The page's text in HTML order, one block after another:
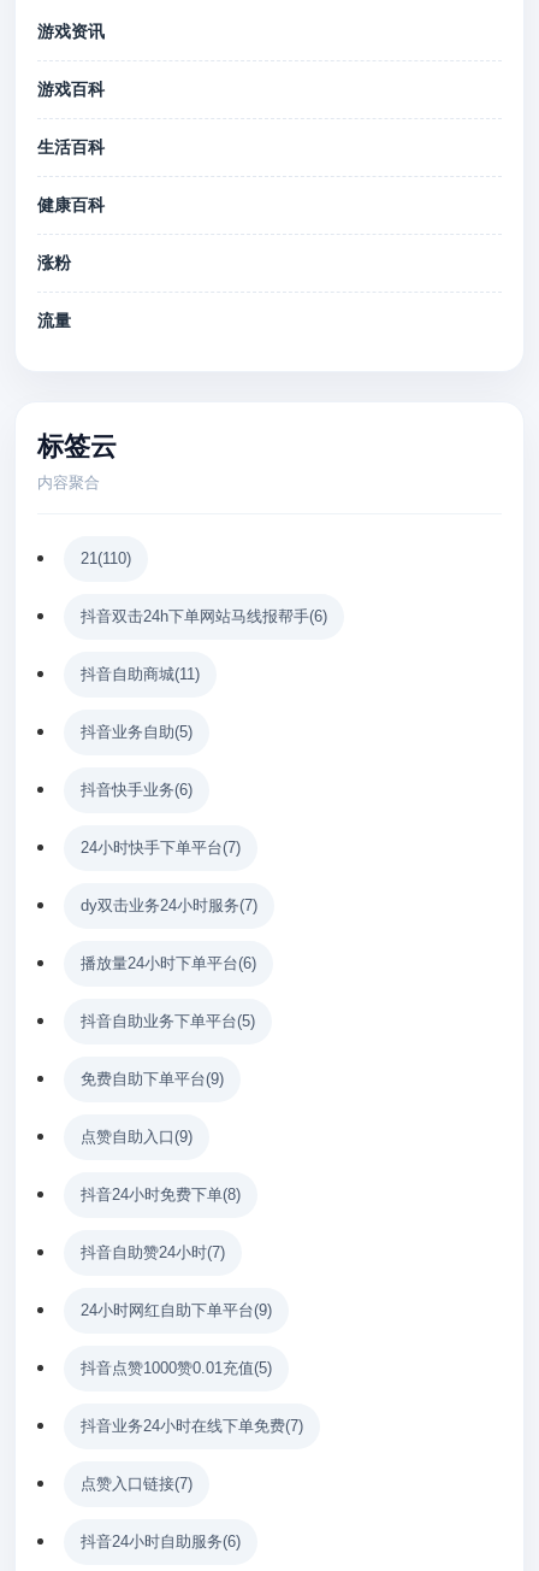
游戏资讯
游戏百科
生活百科
健康百科
涨粉
流量
标签云
内容聚合
21(110)
抖音双击24h下单网站马线报帮手(6)
抖音自助商城(11)
抖音业务自助(5)
抖音快手业务(6)
24小时快手下单平台(7)
dy双击业务24小时服务(7)
播放量24小时下单平台(6)
抖音自助业务下单平台(5)
免费自助下单平台(9)
点赞自助入口(9)
抖音24小时免费下单(8)
抖音自助赞24小时(7)
24小时网红自助下单平台(9)
抖音点赞1000赞0.01充值(5)
抖音业务24小时在线下单免费(7)
点赞入口链接(7)
抖音24小时自助服务(6)